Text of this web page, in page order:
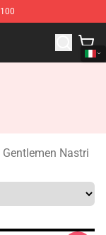
Gentlemen Nastri